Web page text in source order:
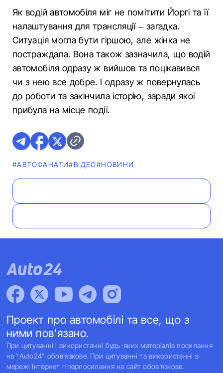
Як водій автомобіля міг не помітити Йоргі та її
налаштування для трансляції – загадка.
Ситуація могла бути гіршою, але жінка не
постраждала. Вона також зазначила, що водій
автомобіля одразу ж вийшов та поцікавився
чи з нею все добре. І одразу ж повернулась
до роботи та закінчила історію, заради якої
прибула на місце події.
#АВТОФАНАТИ#ВІДЕО#НОВИНИ
Проект про автомобілі та все, що з
ними пов'язано.
При цитуванні і використанні будь-яких матеріалів посилання
на "Auto24" обов'язкове. При цитуванні та використанні в
мережі Інтернет гіперпосилання на сайт обов'язкове.